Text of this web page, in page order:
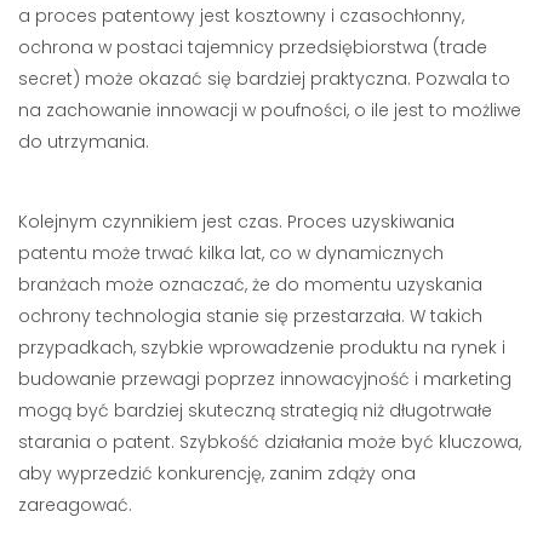
a proces patentowy jest kosztowny i czasochłonny,
ochrona w postaci tajemnicy przedsiębiorstwa (trade
secret) może okazać się bardziej praktyczna. Pozwala to
na zachowanie innowacji w poufności, o ile jest to możliwe
do utrzymania.
Kolejnym czynnikiem jest czas. Proces uzyskiwania
patentu może trwać kilka lat, co w dynamicznych
branżach może oznaczać, że do momentu uzyskania
ochrony technologia stanie się przestarzała. W takich
przypadkach, szybkie wprowadzenie produktu na rynek i
budowanie przewagi poprzez innowacyjność i marketing
mogą być bardziej skuteczną strategią niż długotrwałe
starania o patent. Szybkość działania może być kluczowa,
aby wyprzedzić konkurencję, zanim zdąży ona
zareagować.